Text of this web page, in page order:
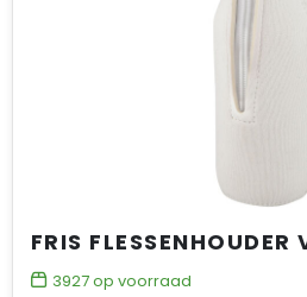
3927op voorraad